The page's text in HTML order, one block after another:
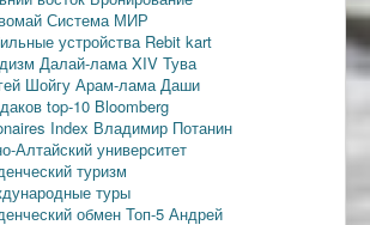
Система МИР
устройства Rebit kart
Далай-лама XIV Тува
Шойгу Арам-ламаДаши
top-10 Bloomberg
Index Владимир Потанин
Алтайский университет
туризм
туры
обмен Топ-5 Андрей